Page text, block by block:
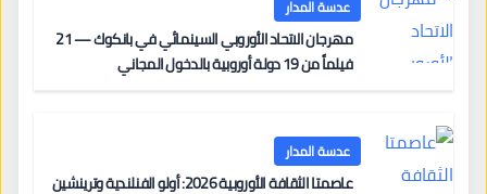
عدسة المدار
مهرجان الاتحاد الأوروبي السينمائي في بانكوك — 21
فيلماً من 19 دولة أوروبية بالدخول المجاني
عدسة المدار
عاصمتا الثقافة الأوروبية 2026: أولو الفنلندية وترينشين